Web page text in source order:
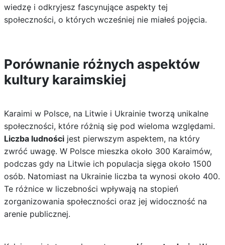
wiedzę i odkryjesz fascynujące aspekty tej
społeczności, o których wcześniej nie miałeś pojęcia.
Porównanie różnych aspektów
kultury karaimskiej
Karaimi w Polsce, na Litwie i Ukrainie tworzą unikalne
społeczności, które różnią się pod wieloma względami.
Liczba ludnościjest pierwszym aspektem, na który
zwróć uwagę. W Polsce mieszka około 300 Karaimów,
podczas gdy na Litwie ich populacja sięga około 1500
osób. Natomiast na Ukrainie liczba ta wynosi około 400.
Te różnice w liczebności wpływają na stopień
zorganizowania społeczności oraz jej widoczność na
arenie publicznej.